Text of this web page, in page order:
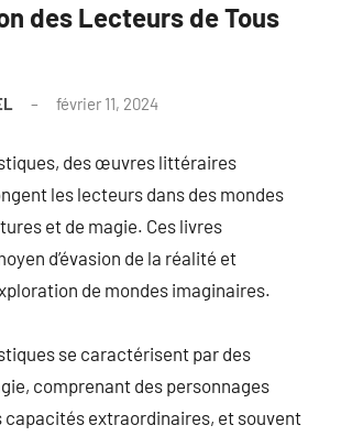
des Lecteurs de Tous
février 11, 2024
des œuvres littéraires
les lecteurs dans des mondes
et de magie. Ces livres
d’évasion de la réalité et
de mondes imaginaires.
se caractérisent par des
comprenant des personnages
capacités extraordinaires, et souvent